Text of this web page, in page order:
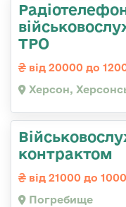
ТРО
від 20000 до
Херсон,
контрактом
від 21000 до
Погребище